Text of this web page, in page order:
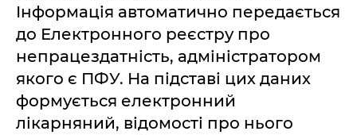
Інформація автоматично передається
до Електронного реєстру про
непрацездатність, адміністратором
якого є ПФУ. На підставі цих даних
формується електронний
лікарняний, відомості про нього